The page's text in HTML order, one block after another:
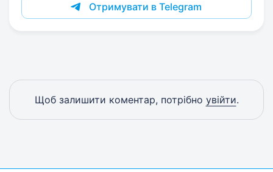
Отримувати в Telegram
Щоб залишити коментар, потрібно увійти.